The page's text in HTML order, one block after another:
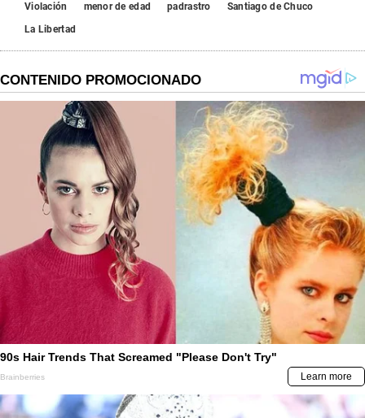
Violación menor de edad padrastro
Santiago de Chuco
La Libertad